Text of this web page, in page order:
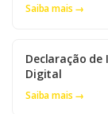
Saiba mais →
Declaração
Digital
Saiba mais →